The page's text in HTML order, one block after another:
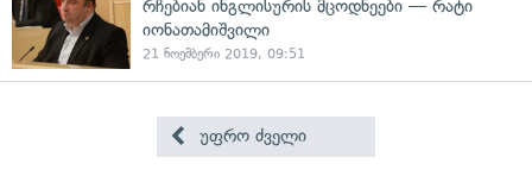
რჩებიან ინგლისურის მცოდნეები — რატი
იონათამიშვილი
21 ნოემბერი 2019, 09:51
უფრო ძველი